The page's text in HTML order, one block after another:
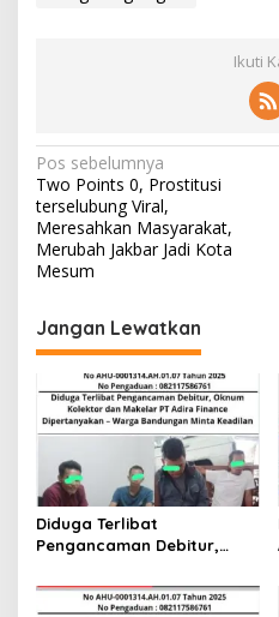
Ikuti
N
a
v
i
a
i
p
s
Pos sebelumnya
Two Points 0, Prostitusi
terselubung Viral,
Meresahkan Masyarakat,
Merubah Jakbar Jadi Kota
Mesum
Jangan Lewatkan
Diduga Terlibat
Pengancaman Debitur,
Makelar PT Adira Finance
Dipertanyakan – Warga